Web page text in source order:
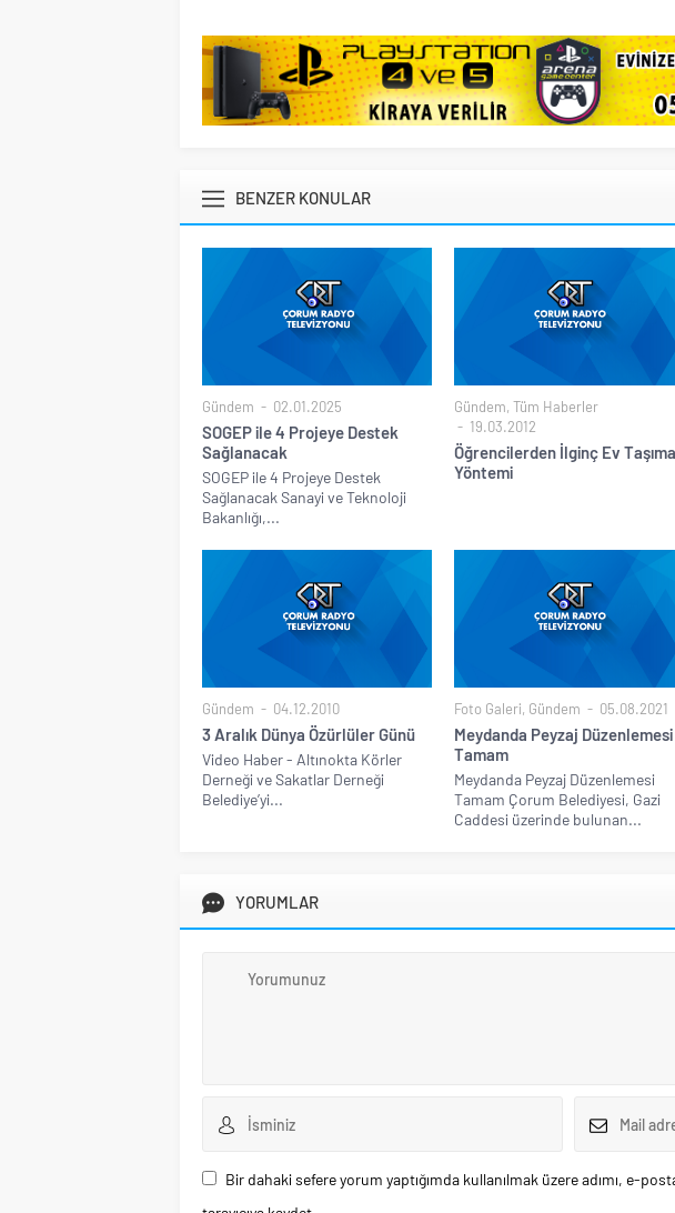
BENZER KONULAR
Gündem 02.01.2025
SOGEP ile 4 Projeye Destek
Sağlanacak
SOGEP ile 4 Projeye Destek
Sağlanacak Sanayi ve Teknoloji
Bakanlığı,...
Gündem, Tüm Haberler
19.03.2012
Öğrencilerden İlginç Ev Taşıma
Yöntemi
Gündem 04.12.2010
3 Aralık Dünya Özürlüler Günü
Video Haber - Altınokta Körler
Derneği ve Sakatlar Derneği
Belediye’yi...
Foto Galeri, Gündem 05.08.2021
Meydanda Peyzaj Düzenlemesi
Tamam
Meydanda Peyzaj Düzenlemesi
Tamam Çorum Belediyesi, Gazi
Caddesi üzerinde bulunan...
YORUMLAR
Bir dahaki sefere yorum yaptığımda kullanılmak üzere adımı, e-